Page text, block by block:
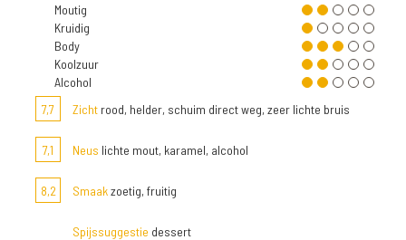
Moutig
Kruidig
Body
Koolzuur
Alcohol
7,7
Zicht rood, helder, schuim direct weg, zeer lichte bruis
7,1 Neus lichte mout, karamel, alcohol
8,2 Smaakzoetig, fruitig
Spijssuggestie dessert